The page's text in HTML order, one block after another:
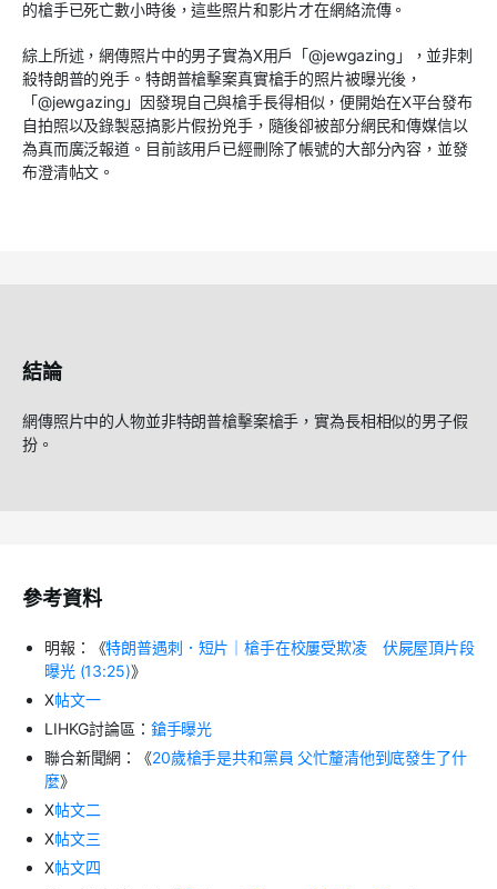
的槍手已死亡數小時後，這些照片和影片才在網絡流傳。
綜上所述，網傳照片中的男子實為X用戶「@jewgazing 」，並非刺
殺特朗普的兇手。特朗普槍擊案真實槍手的照片被曝光後，
「@jewgazing」因發現自己與槍手長得相似，便開始在X平台發布
自拍照以及錄製惡搞影片假扮兇手，隨後卻被部分網民和傳媒信以
為真而廣泛報道。目前該用戶已經刪除了帳號的大部分內容，並發
布澄清帖文。
結論
網傳照片中的人物並非特朗普槍擊案槍手，實為長相相似的男子假
扮。
參考資料
明報：《特朗普遇刺．短片｜槍手在校屢受欺凌 伏屍屋頂片段
曝光(13:25)》
X帖文一
LIHKG討論區： 鎗手曝光
聯合新聞網：《20歲槍手是共和黨員 父忙釐清他到底發生了什
麼》
X帖文二
X帖文三
X帖文四